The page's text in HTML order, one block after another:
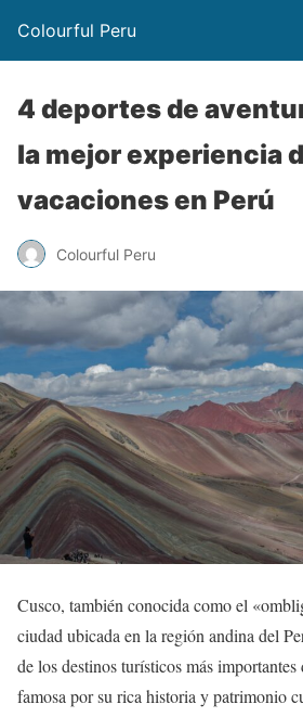
Colourful Peru
4 deportes de
la mejor experiencia
vacaciones en Perú
Colourful Peru
Cusco, también conocida como el
ciudad ubicada en la región andina del
de los destinos turísticos más
famosa por su rica historia y patrimonio